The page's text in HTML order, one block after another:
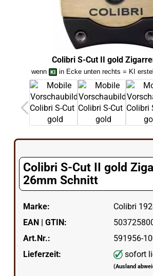
Colibri S-Cut II gold
wenn in Ecke unten rechts = KI
Colibri S-Cut II gold
26mm Schnitt
Marke:
Colibri
EAN | GTIN:
Art.Nr.:
591956-
Lieferzeit:
sofort
(Ausland